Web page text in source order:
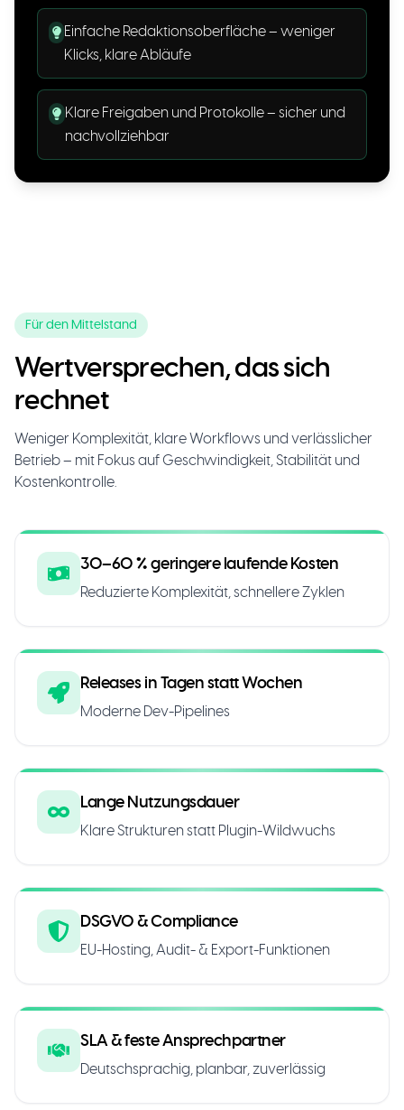
Einfache Redaktionsoberfläche – weniger
Klicks, klare Abläufe
Klare Freigaben und Protokolle – sicher und
nachvollziehbar
Für den Mittelstand
Wertversprechen, das sich
rechnet
Weniger Komplexität, klare Workflows und verlässlicher
Betrieb – mit Fokus auf Geschwindigkeit, Stabilität und
Kostenkontrolle.
30–60 % geringere laufende Kosten
Reduzierte Komplexität, schnellere Zyklen
Releases in Tagen statt Wochen
Moderne Dev-Pipelines
Lange Nutzungsdauer
Klare Strukturen statt Plugin-Wildwuchs
DSGVO & Compliance
EU-Hosting, Audit- & Export-Funktionen
SLA & feste Ansprechpartner
Deutschsprachig, planbar, zuverlässig